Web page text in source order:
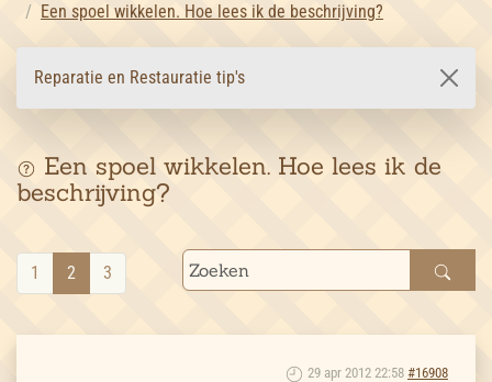
Een spoel wikkelen. Hoe lees ik de beschrijving?
Reparatie en Restauratie tip's
Een spoel wikkelen. Hoe lees ik de
beschrijving?
1 2 3
29 apr 2012 22:58 #16908